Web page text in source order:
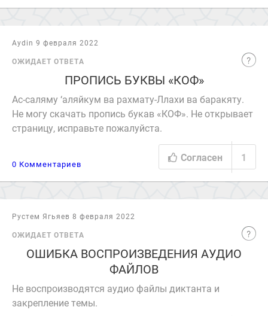
Aydin 9 февраля 2022
ОЖИДАЕТ ОТВЕТА
ПРОПИСЬ БУКВЫ «КОФ»
Ас-саляму ‘аляйкум ва рахмату-Ллахи ва баракяту.
Не могу скачать пропись букав «КОФ». Не открывает
страницу, исправьте пожалуйста.
0 Комментариев
Согласен 1
Рустем Ягьяев 8 февраля 2022
ОЖИДАЕТ ОТВЕТА
ОШИБКА ВОСПРОИЗВЕДЕНИЯ АУДИО
ФАЙЛОВ
Не воспроизводятся аудио файлы диктанта и
закрепление темы.